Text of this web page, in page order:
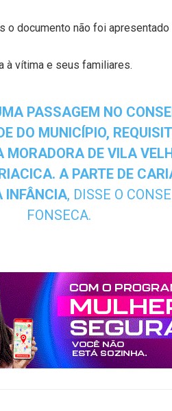
o documento não foi apresentado
à vítima e seus familiares.
PASSAGEM NO
DO MUNICÍPIO,
DE VILA
A PARTE DE
INFÂNCIA, DISSE O
FONSECA.